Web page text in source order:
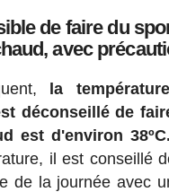
de faire du
avec
la
déconseillé de
est d'environ 38ºC.
il est conseillé
de la journée avec